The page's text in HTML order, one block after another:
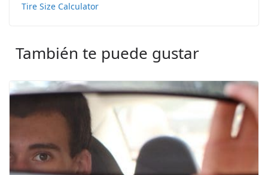
Tire Size Calculator
También te puede gustar